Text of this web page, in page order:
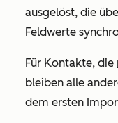
ausgelöst, die
Feldwerte
Für Kontakte, die
bleiben alle
dem ersten